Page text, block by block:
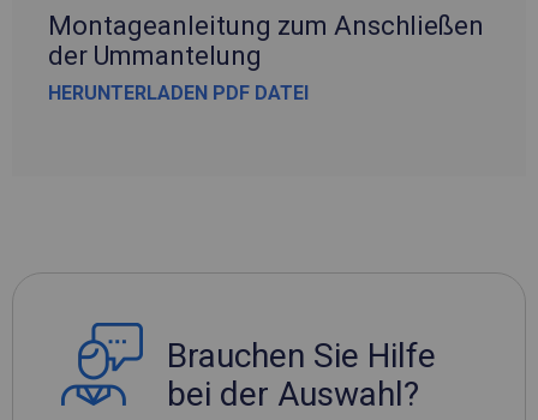
Montageanleitung zum Anschließen
der Ummantelung
HERUNTERLADEN PDF DATEI
Brauchen Sie Hilfe
bei der Auswahl?